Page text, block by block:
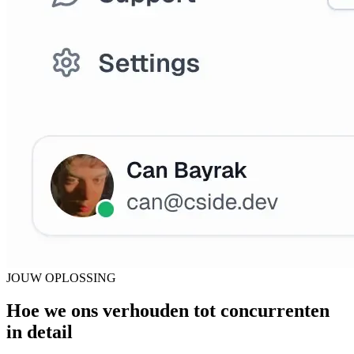
JOUW OPLOSSING
Hoe we ons verhouden tot concurrenten
in detail